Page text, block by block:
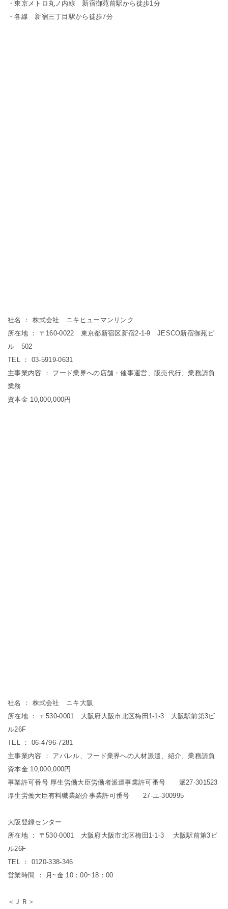
・東京メトロ丸ノ内線 新宿御苑前駅から徒歩1分
・各線 新宿三丁目駅から徒歩7分
社名 ： 株式会社 ニキヒューマンリンク
所在地 ： 〒160-0022 東京都新宿区新宿2-1-9 JESCO新宿御苑ビ
ル 502
TEL ： 03-5919-0631
主事業内容 ： フード業界への店舗・催事運営、販売代行、業務請負
業務
資本金 10,000,000円
社名 ： 株式会社 ニキ大阪
所在地 ： 〒530-0001 大阪府大阪市北区梅田1-1-3 大阪駅前第3ビ
ル26F
TEL ： 06-4796-7281
主事業内容 ： アパレル、フード業界への人材派遣、紹介、業務請負
資本金 10,000,000円
事業許可番号 厚生労働大臣労働者派遣事業許可番号 派27-301523
厚生労働大臣有料職業紹介事業許可番号 27-ユ-300995
大阪登録センター
所在地 ： 〒530-0001 大阪府大阪市北区梅田1-1-3 大阪駅前第3ビ
ル26F
TEL ： 0120-338-346
営業時間 ： 月~金 10：00~18：00
＜ＪＲ＞